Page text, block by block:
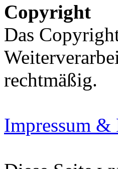
Copyright
Das
rechtmäßig.
Impressum &